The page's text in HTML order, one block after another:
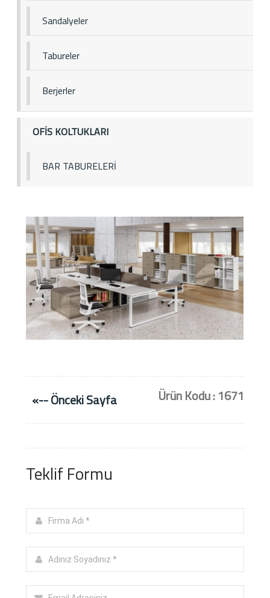
Sandalyeler
Tabureler
Berjerler
OFİS KOLTUKLARI
BAR TABURELERİ
«-- Önceki Sayfa Ürün Kodu : 1671
Teklif Formu